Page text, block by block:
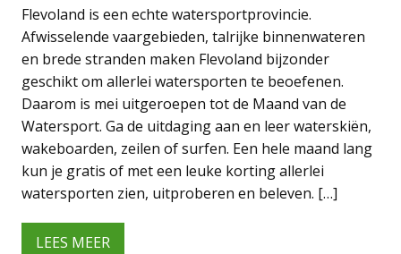
Flevoland is een echte watersportprovincie.
Afwisselende vaargebieden, talrijke binnenwateren
en brede stranden maken Flevoland bijzonder
geschikt om allerlei watersporten te beoefenen.
Daarom is mei uitgeroepen tot de Maand van de
Watersport. Ga de uitdaging aan en leer waterskiën,
wakeboarden, zeilen of surfen. Een hele maand lang
kun je gratis of met een leuke korting allerlei
watersporten zien, uitproberen en beleven. […]
LEES MEER